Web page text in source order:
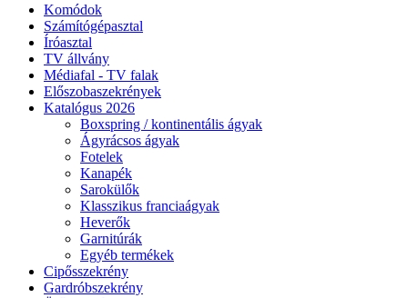
Komódok
Számítógépasztal
Íróasztal
TV állvány
Médiafal - TV falak
Előszobaszekrények
Katalógus 2026
Boxspring / kontinentális ágyak
Ágyrácsos ágyak
Fotelek
Kanapék
Sarokülők
Klasszikus franciaágyak
Heverők
Garnitúrák
Egyéb termékek
Cipősszekrény
Gardróbszekrény